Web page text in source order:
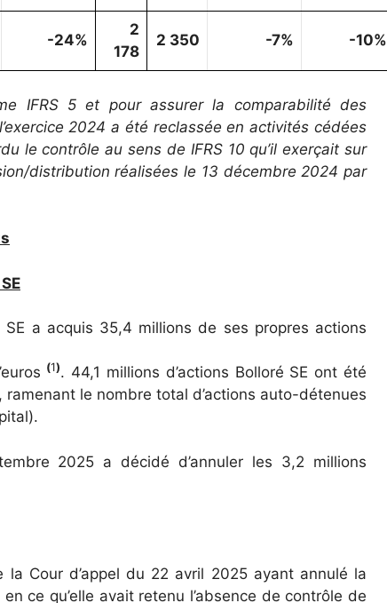
-24%
2
178
2 350 -7% -10%
IFRS 5 et pour assurer la comparabilité des
2024 a été reclassée en activités cédées
le contrôle au sens de IFRS 10 qu’il exerçait sur
distribution réalisées le 13 décembre 2024 par
a acquis 35,4 millions de ses propres actions
(1). 44,1 millions d’actions Bolloré SE ont été
ramenant le nombre total d’actions auto-détenues
2025 a décidé d’annuler les 3,2 millions
Cour d’appel du 22 avril 2025 ayant annulé la
ce qu’elle avait retenu l’absence de contrôle de